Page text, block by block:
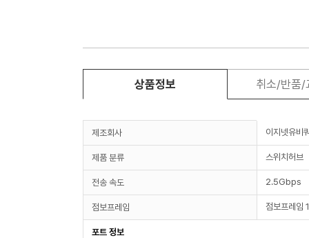
상품정보 취소/반품/
제조회사 이지넷유비
제품 분류 스위치허브
전송 속도 2.5Gbps
점보프레임 점보프레임
포트 정보